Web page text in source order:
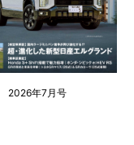
2026年7月号